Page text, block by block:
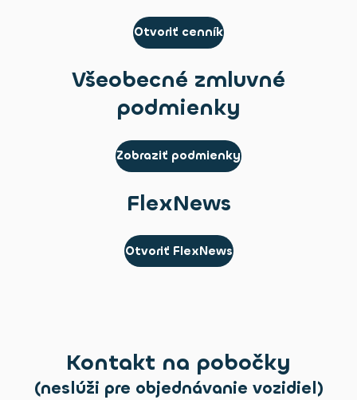
Otvoriť cenník
Všeobecné zmluvné
podmienky
Zobraziť podmienky
FlexNews
Otvoriť FlexNews
Kontakt na pobočky
(neslúži pre objednávanie vozidiel)